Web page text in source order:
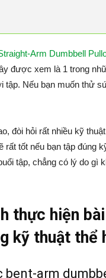
Arm Dumbbell
được xem là 1 trong
tập. Nếu bạn muốn thử
đòi hỏi rất nhiều kỹ
rất tốt nếu bạn tập đúng
tập, chẳng có lý do gì
thực hiện
kỹ thuật thể